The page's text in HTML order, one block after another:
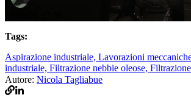
Tags:
Aspirazione industriale, Lavorazioni
industriale, Filtrazione nebbie oleose,
Autore: Nicola Tagliabue